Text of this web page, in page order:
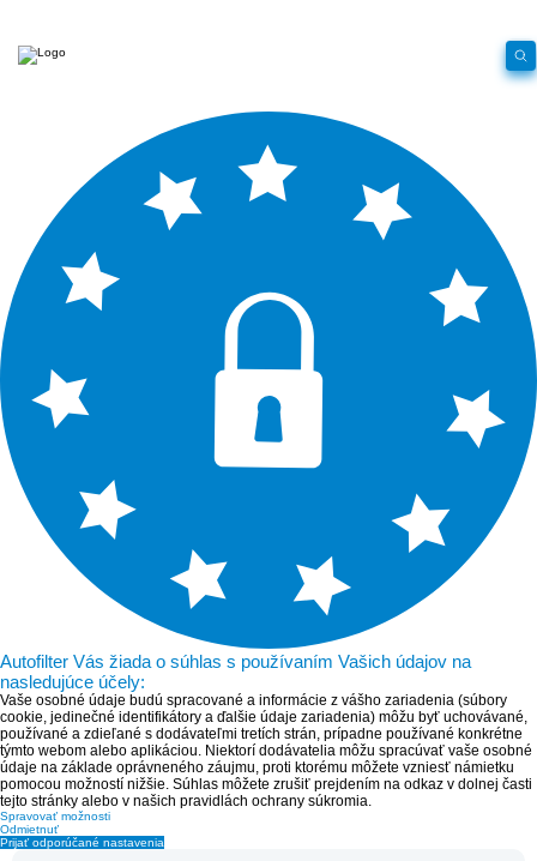
Autofilter Vás žiada o súhlas s používaním Vašich údajov na
nasledujúce účely:
Vaše osobné údaje budú spracované a informácie z vášho zariadenia (súbory
cookie, jedinečné identifikátory a ďalšie údaje zariadenia) môžu byť uchovávané,
používané a zdieľané s dodávateľmi tretích strán, prípadne používané konkrétne
týmto webom alebo aplikáciou. Niektorí dodávatelia môžu spracúvať vaše osobné
údaje na základe oprávneného záujmu, proti ktorému môžete vzniesť námietku
pomocou možností nižšie. Súhlas môžete zrušiť prejdením na odkaz v dolnej časti
tejto stránky alebo v našich pravidlách ochrany súkromia.
Spravovať možnosti
Odmietnuť
Prijať odporúčané nastavenia